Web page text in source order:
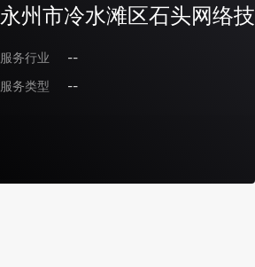
永州市冷水滩区石头网络
服务行业
--
服务类型
--